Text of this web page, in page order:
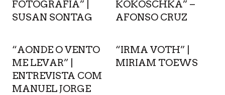
FOTOGRAFIA” |
SUSAN SONTAG
KOKOSCHKA” –
AFONSO CRUZ
“AONDE O VENTO
ME LEVAR” |
ENTREVISTA COM
MANUEL JORGE
“IRMA VOTH” |
MIRIAM TOEWS